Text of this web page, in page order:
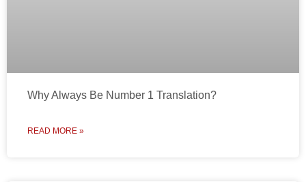
Why Always Be Number 1 Translation?
READ MORE »